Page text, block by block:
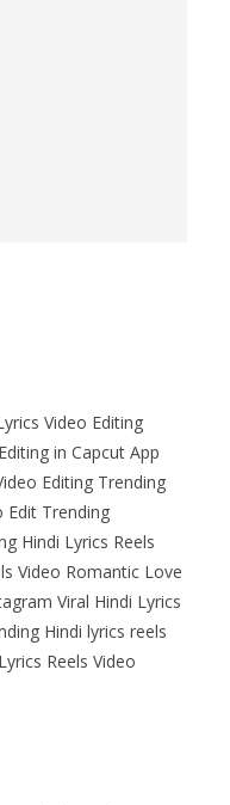
Video Editing
in Capcut App
Editing Trending
Edit Trending
Hindi Lyrics Reels
Video Romantic Love
Viral Hindi Lyrics
Hindi lyrics reels
Reels Video